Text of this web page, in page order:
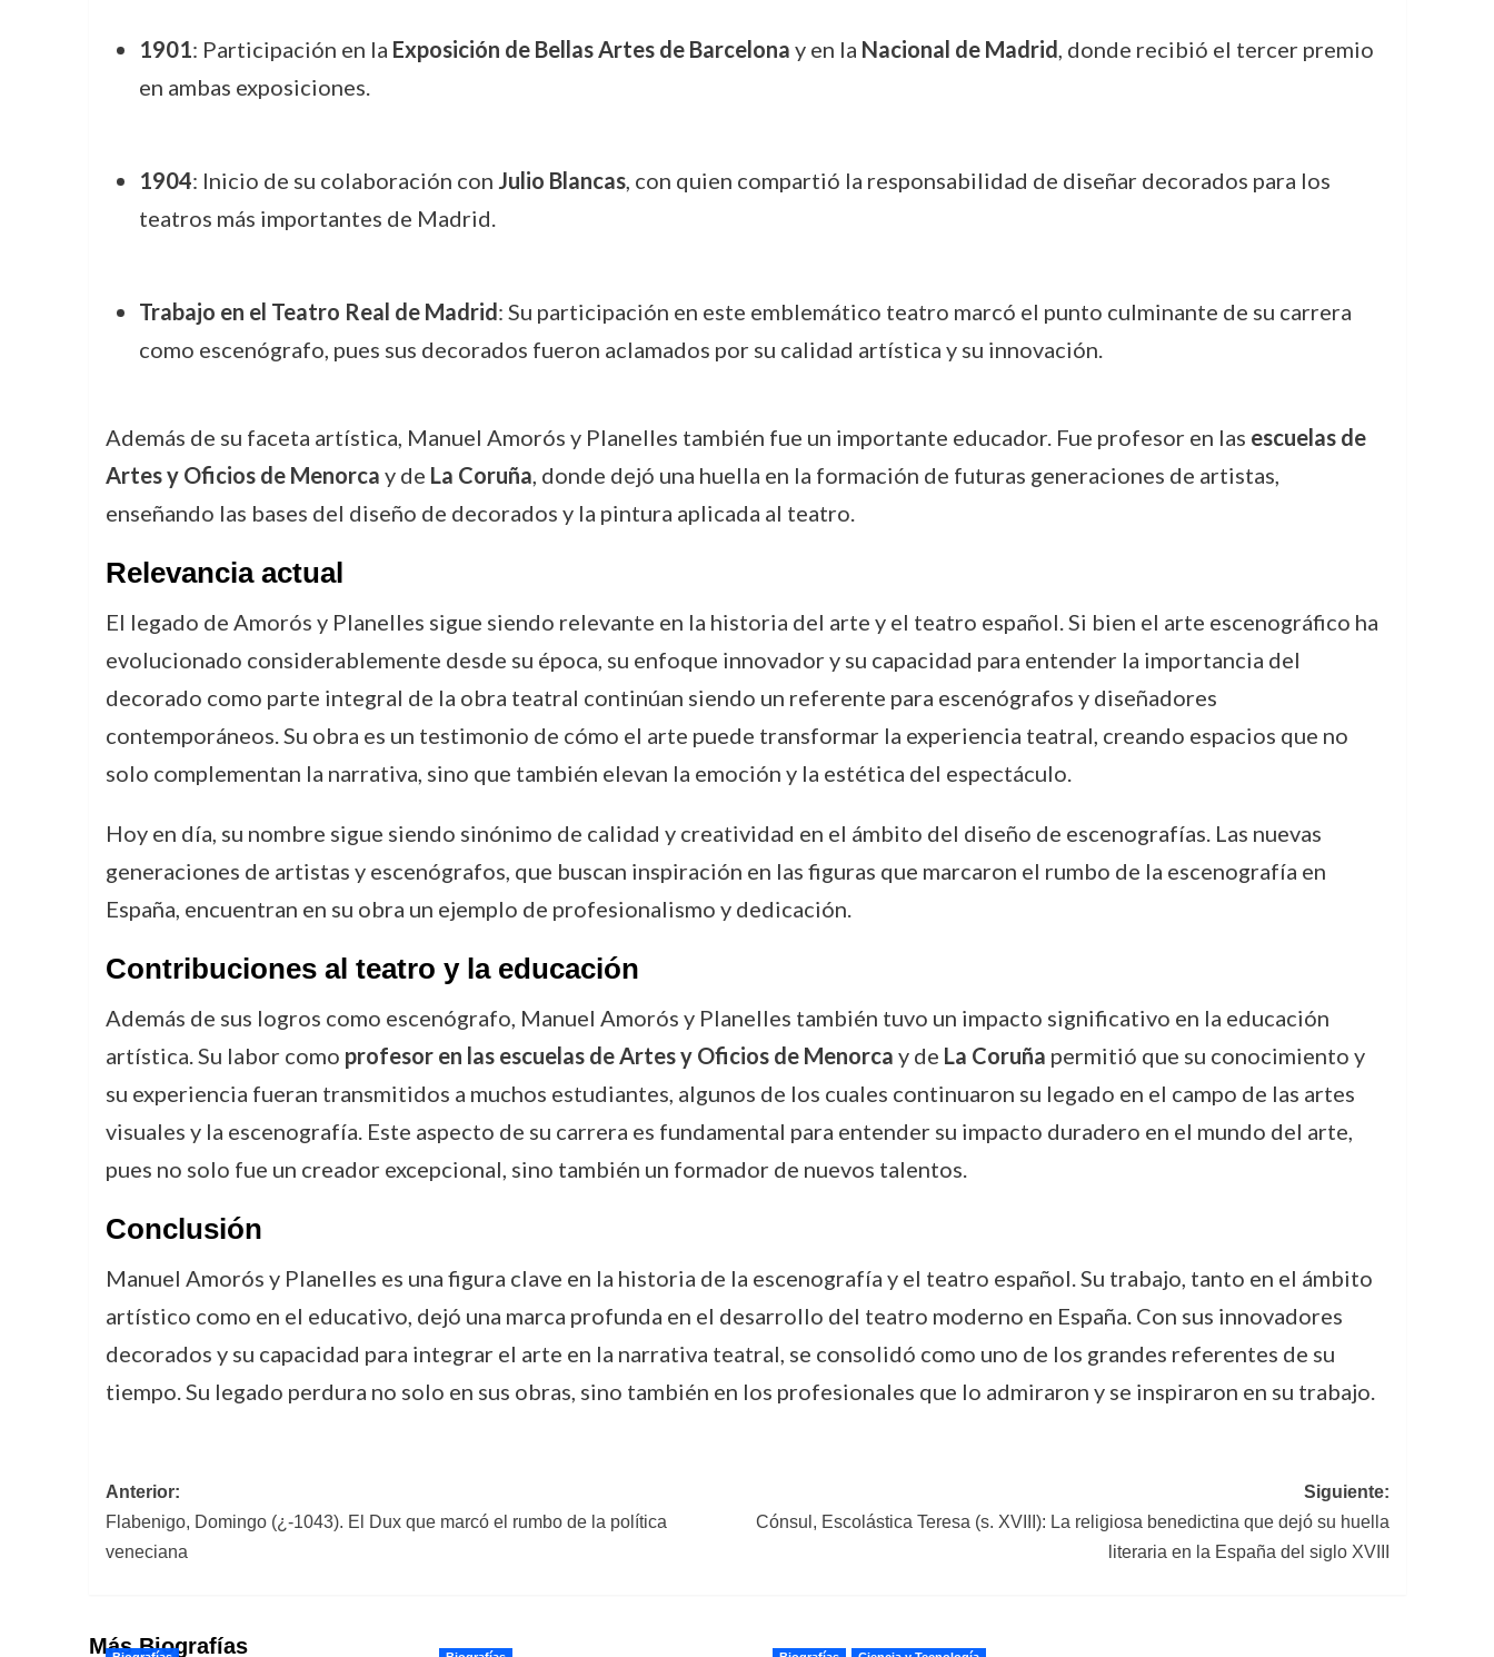
1901: Participación en la Exposición de Bellas Artes de Barcelona y en la Nacional de Madrid, donde recibió el tercer premio
en ambas exposiciones.
1904: Inicio de su colaboración con Julio Blancas, con quien compartió la responsabilidad de diseñar decorados para los
teatros más importantes de Madrid.
Trabajo en el Teatro Real de Madrid: Su participación en este emblemático teatro marcó el punto culminante de su carrera
como escenógrafo, pues sus decorados fueron aclamados por su calidad artística y su innovación.
Además de su faceta artística, Manuel Amorós y Planelles también fue un importante educador. Fue profesor en las escuelas de
Artes y Oficios de Menorca y de La Coruña, donde dejó una huella en la formación de futuras generaciones de artistas,
enseñando las bases del diseño de decorados y la pintura aplicada al teatro.
Relevancia actual
El legado de Amorós y Planelles sigue siendo relevante en la historia del arte y el teatro español. Si bien el arte escenográfico ha
evolucionado considerablemente desde su época, su enfoque innovador y su capacidad para entender la importancia del
decorado como parte integral de la obra teatral continúan siendo un referente para escenógrafos y diseñadores
contemporáneos. Su obra es un testimonio de cómo el arte puede transformar la experiencia teatral, creando espacios que no
solo complementan la narrativa, sino que también elevan la emoción y la estética del espectáculo.
Hoy en día, su nombre sigue siendo sinónimo de calidad y creatividad en el ámbito del diseño de escenografías. Las nuevas
generaciones de artistas y escenógrafos, que buscan inspiración en las figuras que marcaron el rumbo de la escenografía en
España, encuentran en su obra un ejemplo de profesionalismo y dedicación.
Contribuciones al teatro y la educación
Además de sus logros como escenógrafo, Manuel Amorós y Planelles también tuvo un impacto significativo en la educación
artística. Su labor como profesor en las escuelas de Artes y Oficios de Menorca y de La Coruña permitió que su conocimiento y
su experiencia fueran transmitidos a muchos estudiantes, algunos de los cuales continuaron su legado en el campo de las artes
visuales y la escenografía. Este aspecto de su carrera es fundamental para entender su impacto duradero en el mundo del arte,
pues no solo fue un creador excepcional, sino también un formador de nuevos talentos.
Conclusión
Manuel Amorós y Planelles es una figura clave en la historia de la escenografía y el teatro español. Su trabajo, tanto en el ámbito
artístico como en el educativo, dejó una marca profunda en el desarrollo del teatro moderno en España. Con sus innovadores
decorados y su capacidad para integrar el arte en la narrativa teatral, se consolidó como uno de los grandes referentes de su
tiempo. Su legado perdura no solo en sus obras, sino también en los profesionales que lo admiraron y se inspiraron en su trabajo.
Navegación
de
Anterior:
Flabenigo, Domingo (¿-1043). El Dux que marcó el rumbo de la política
veneciana
Siguiente:
Cónsul, Escolástica Teresa (s. XVIII): La religiosa benedictina que dejó su huella
literaria en la España del siglo XVIII
Más Biografías